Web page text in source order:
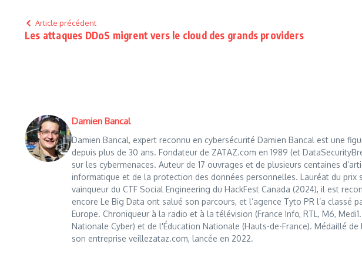
Article précédent
Les attaques DDoS migrent vers le cloud des grands providers
Damien Bancal
Damien Bancal, expert reconnu en cybersécurité Damien Bancal est une
depuis plus de 30 ans. Fondateur de ZATAZ.com en 1989 (et
sur les cybermenaces. Auteur de 17 ouvrages et de plusieurs centaines
informatique et de la protection des données personnelles. Lauréat du prix
vainqueur du CTF Social Engineering du HackFest Canada (2024), il est
encore Le Big Data ont salué son parcours, et l’agence Tyto PR l’a
Europe. Chroniqueur à la radio et à la télévision (France Info, RTL, M6,
Nationale Cyber) et de l'Éducation Nationale (Hauts-de-France). Médaillé
son entreprise veillezataz.com, lancée en 2022.